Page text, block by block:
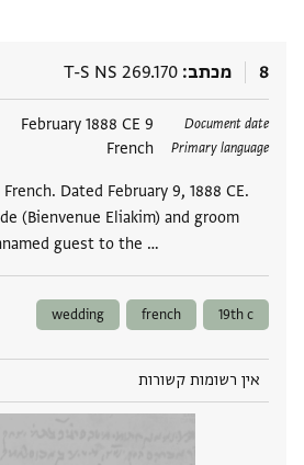
8 מכתב T-S NS 269.170
Document date
9 February 1888 CE
Primary language
French
Dated February 9, 1888 CE.
(Bienvenue Eliakim) and groom
guest to the …
תגים
19th c
french
wedding
אין רשומות קשורות